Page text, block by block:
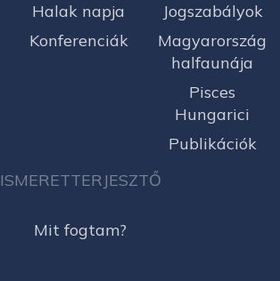
Halak napja
Konferenciák
Jogszabályok
Magyarország
halfaunája
Pisces
Hungarici
Publikációk
ISMERETTERJESZTŐ
Mit fogtam?